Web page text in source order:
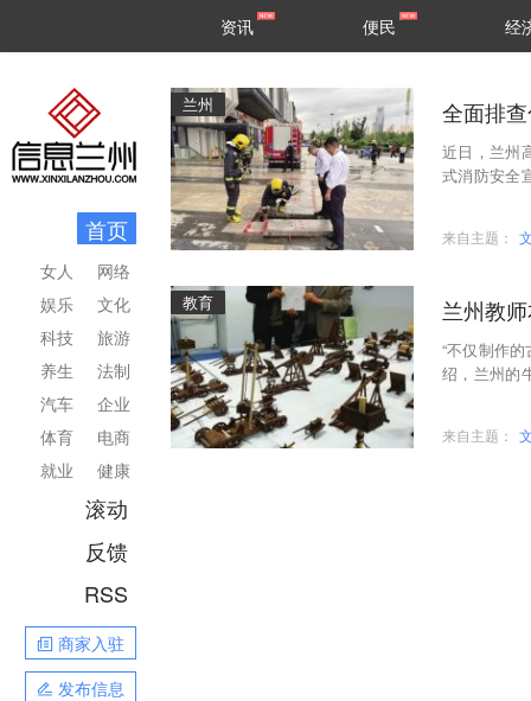
区县
资讯 便民 经
首页
网络
文化
旅游
法制
企业
电商
健康
女人
娱乐
科技
养生
汽车
体育
就业
滚动
反馈
RSS
商家入驻
发布信息
兰州 全面排
近日，兰州
式消防安全
来自主题：
教育 兰州教
“不仅制作
绍，兰州的
来自主题：